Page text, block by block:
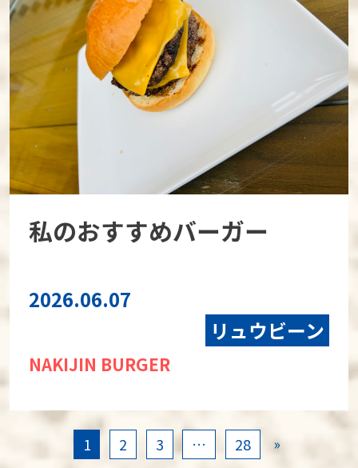
私のおすすめバーガー
2026.06.07
リュウビーン
NAKIJIN BURGER
1 2 3 … 28 »